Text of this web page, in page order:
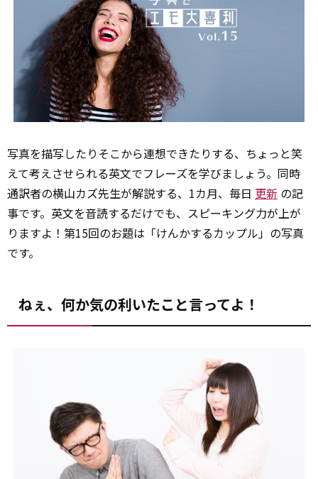
写真を描写したりそこから連想できたりする、 ちょっと笑
えて考えさせられる英文でフレーズを学びましょう。 同時
通訳者の横山カズ先生が解説する、1カ月、 毎日 更新 の記
事です。英文を音読するだけでも、 スピーキング力が上が
りますよ！第15回のお題は「けんかするカップル」 の写真
です。
ねぇ、何か気の利いたこと言ってよ！